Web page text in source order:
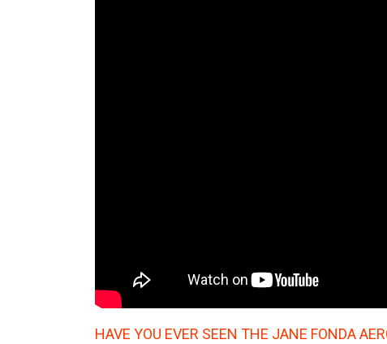
HAVE YOU EVER SEEN THE JANE FONDA